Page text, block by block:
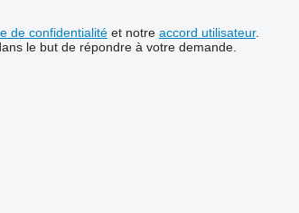
de confidentialitéet notre accord utilisateur.
le but de répondre à votre demande.